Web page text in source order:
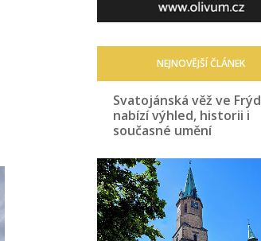
NEJNOVĚJŠÍ ČLÁNEK
Svatojánská věž ve
nabízí výhled, historii i
současné umění